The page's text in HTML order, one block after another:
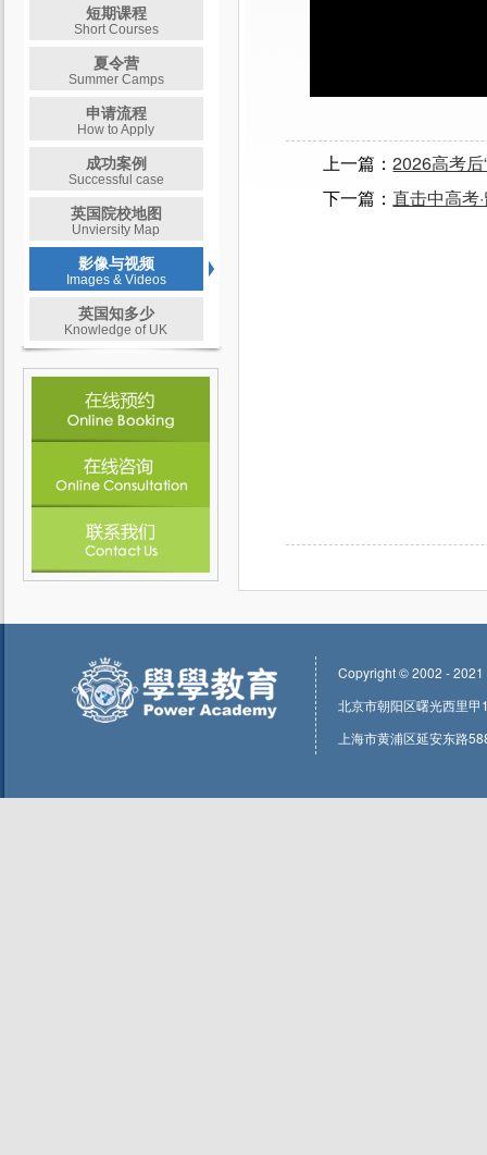
短期课程
Short Courses
夏令营
Summer Camps
申请流程
How to Apply
成功案例
Successful case
英国院校地图
Unviersity Map
影像与视频
Images & Videos
英国知多少
Knowledge of UK
上一篇：2026高考
下一篇：直击中高考
Copyright © 2002 -
北京市朝阳区曙光西里
上海市黄浦区延安东路